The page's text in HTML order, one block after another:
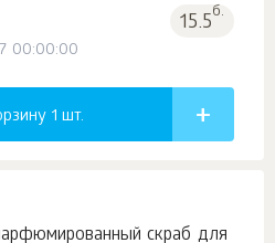
15.5б.
00:00:00
1 шт.